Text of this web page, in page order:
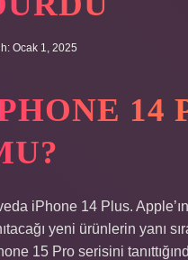
Ocak 1, 2025
14
iPhone 14 Plus.
yeni ürünlerin yanı
15 Pro serisini